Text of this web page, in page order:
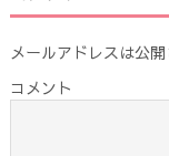
メールアドレスは公開
コメント